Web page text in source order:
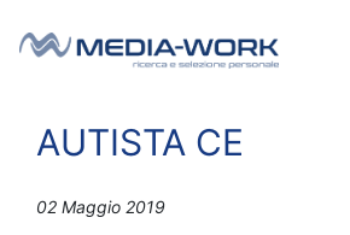
Navigazione
AUTISTA CE
02 Maggio 2019